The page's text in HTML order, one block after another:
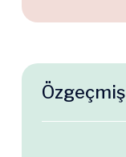
Özgeçmiş